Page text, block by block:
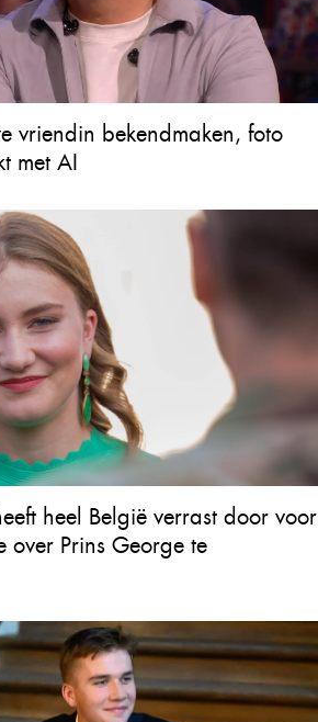
vriendin bekendmaken, foto
met AI
heel België verrast door voor
over Prins George te